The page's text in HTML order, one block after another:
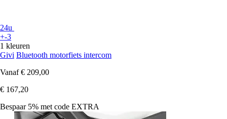
24u
+-3
1 kleuren
Givi Bluetooth motorfiets intercom
Vanaf € 209,00
€ 167,20
Bespaar 5% met code EXTRA